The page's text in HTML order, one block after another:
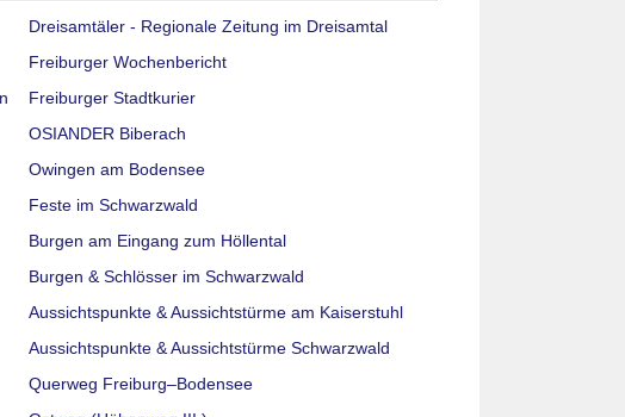
Dreisamtäler - Regionale Zeitung im Dreisamtal
Freiburger Wochenbericht
Freiburger Stadtkurier
OSIANDER Biberach
Owingen am Bodensee
Feste im Schwarzwald
Burgen am Eingang zum Höllental
Burgen & Schlösser im Schwarzwald
Aussichtspunkte & Aussichtstürme am Kaiserstuhl
Aussichtspunkte & Aussichtstürme Schwarzwald
Querweg Freiburg–Bodensee